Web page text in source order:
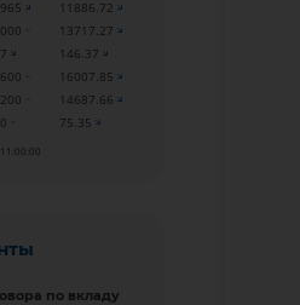
11886.72
13717.27
146.37
16007.85
14687.66
75.35
по вкладу